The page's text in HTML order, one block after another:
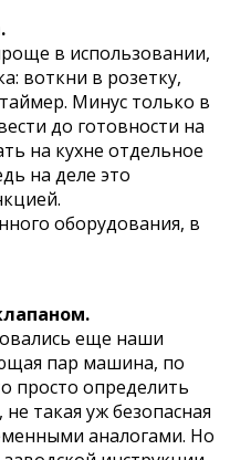
в использовании,
воткни в розетку,
Минус только в
до готовности на
на кухне отдельное
на деле это
оборудования, в
еще наши
пар машина, по
просто определить
такая уж безопасная
аналогами. Но